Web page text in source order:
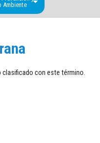
Ambiente
con este término.